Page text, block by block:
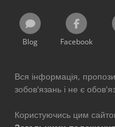
Blog Facebook
Вся інформація,
зобов'язань і не є
Користуючись цим